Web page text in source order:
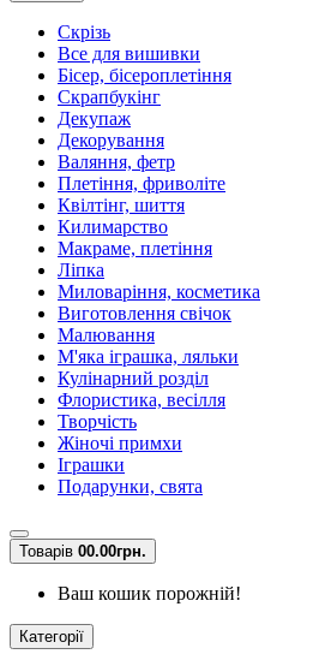
Скрізь
Все для вишивки
Бісер, бісероплетіння
Скрапбукінг
Декупаж
Декорування
Валяння, фетр
Плетіння, фриволіте
Квілтінг, шиття
Килимарство
Макраме, плетіння
Ліпка
Миловаріння, косметика
Виготовлення свічок
Малювання
М'яка іграшка, ляльки
Кулінарний розділ
Флористика, весілля
Творчість
Жіночі примхи
Іграшки
Подарунки, свята
Товарів 00.00грн.
Ваш кошик порожній!
Категорії